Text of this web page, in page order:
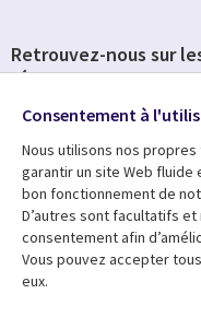
Ressources
Library
Links
Articles
Blog
Retrouvez-nous sur
réseaux
Social
Media
FRANCE
Consentement à
Nous utilisons nos
garantir un site Web fluide
bon fonctionnement de
D’autres sont facultatifs
consentement afin
Vous pouvez accepter
eux.